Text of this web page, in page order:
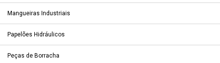
Mangueiras Industriais
Papelões Hidráulicos
Peças de Borracha